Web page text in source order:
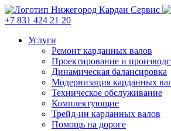
+7 831 424 21 20
Услуги
Ремонт карданных валов
Проектирование и
Динамическая балансировка
Модернизация карданных
Техническое обслуживание
Комплектующие
Трейд-ин карданных валов
Помощь на дороге